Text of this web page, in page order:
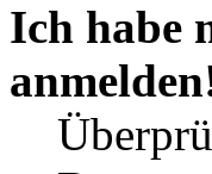
Ich habe